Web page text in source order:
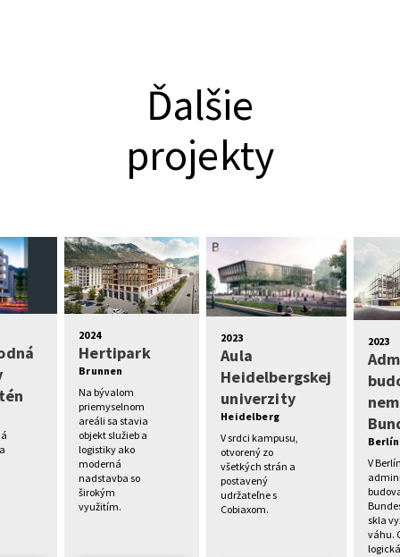
Ďalšie
projekty
2024
Hertipark
Brunnen
Na bývalom
priemyselnom
areáli sa stavia
objekt služieb a
logistiky ako
moderná
nadstavba so
širokým
využitím.
2023
Aula
Heidelbergskej
univerzity
Heidelberg
V srdci kampusu,
otvorený zo
všetkých strán a
postavený
udržateľne s
Cobiaxom.
2023
Berlín
V
skla
váhu.